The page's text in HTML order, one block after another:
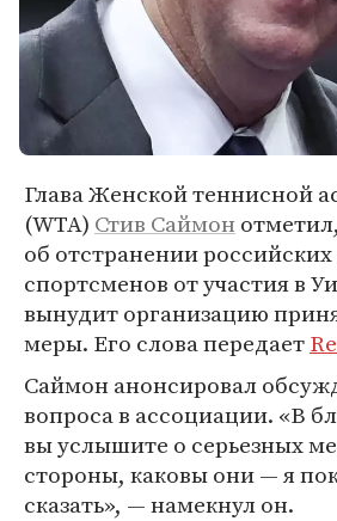
Глава Женской теннисной
(WTA) Стив Саймон
об отстранении
спортсменов от участия в
вынудит организацию
меры. Его слова передает
Саймон анонсировал
вопроса в ассоциации. «В
вы услышите о серьезных
стороны, каковы они — я
сказать», — намекнул он.